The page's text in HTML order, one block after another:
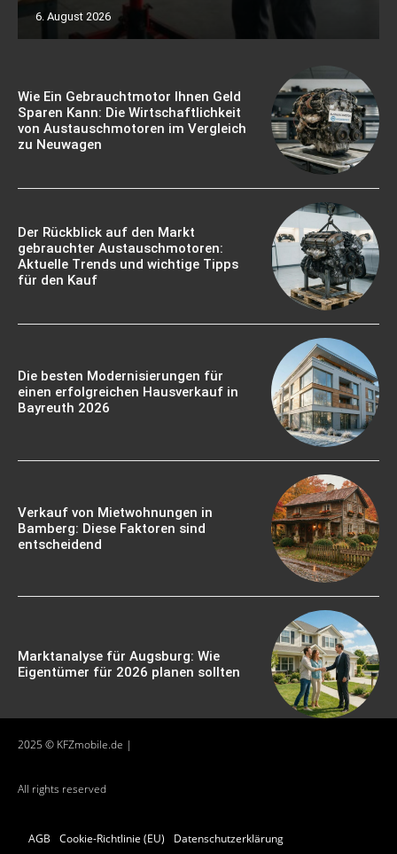
6. August 2026
Wie Ein Gebrauchtmotor Ihnen Geld
Sparen Kann: Die Wirtschaftlichkeit
von Austauschmotoren im Vergleich
zu Neuwagen
Der Rückblick auf den Markt
gebrauchter Austauschmotoren:
Aktuelle Trends und wichtige Tipps
für den Kauf
Die besten Modernisierungen für
einen erfolgreichen Hausverkauf in
Bayreuth 2026
Verkauf von Mietwohnungen in
Bamberg: Diese Faktoren sind
entscheidend
Marktanalyse für Augsburg: Wie
Eigentümer für 2026 planen sollten
2025 © KFZmobile.de |
All rights reserved
AGB Cookie-Richtlinie (EU) Datenschutzerklärung